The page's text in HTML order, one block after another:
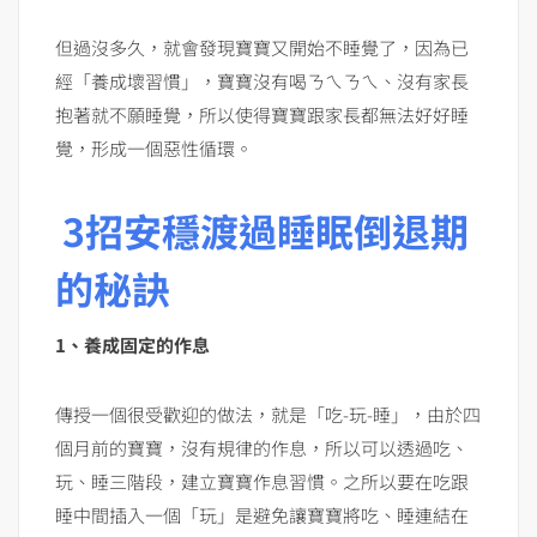
但過沒多久，就會發現寶寶又開始不睡覺了，因為已
經「養成壞習慣」，寶寶沒有喝ㄋㄟㄋㄟ、沒有家長
抱著就不願睡覺，所以使得寶寶跟家長都無法好好睡
覺，形成一個惡性循環。
3招安穩渡過睡眠倒退期
的秘訣
1、養成固定的作息
傳授一個很受歡迎的做法，就是「吃-玩-睡」，由於四
個月前的寶寶，沒有規律的作息，所以可以透過吃、
玩、睡三階段，建立寶寶作息習慣。之所以要在吃跟
睡中間插入一個「玩」是避免讓寶寶將吃、睡連結在